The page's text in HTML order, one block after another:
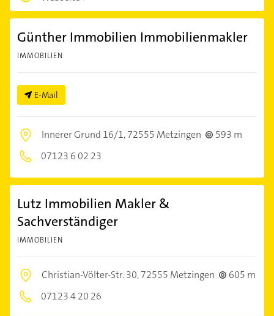
Günther Immobilien Immobilienmakler
IMMOBILIEN
E-Mail
Innerer Grund 16/1,72555 Metzingen
593 m
07123 6 02 23
Lutz Immobilien Makler &
Sachverständiger
IMMOBILIEN
Christian-Völter-Str. 30,72555 Metzingen
605 m
07123 4 20 26